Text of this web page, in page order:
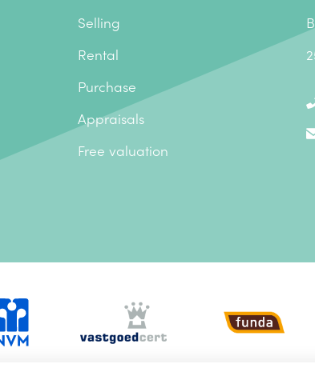
Selling
Rental
Purchase
Appraisals
Free valuation